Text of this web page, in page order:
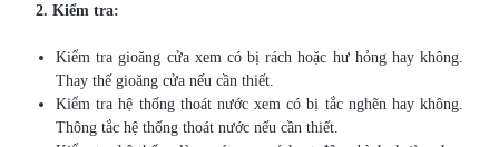
2. Kiểm tra:
Kiểm tra gioăng cửa xem có bị rách hoặc hư hỏng hay không.
Thay thế gioăng cửa nếu cần thiết.
Kiểm tra hệ thống thoát nước xem có bị tắc nghẽn hay không.
Thông tắc hệ thống thoát nước nếu cần thiết.